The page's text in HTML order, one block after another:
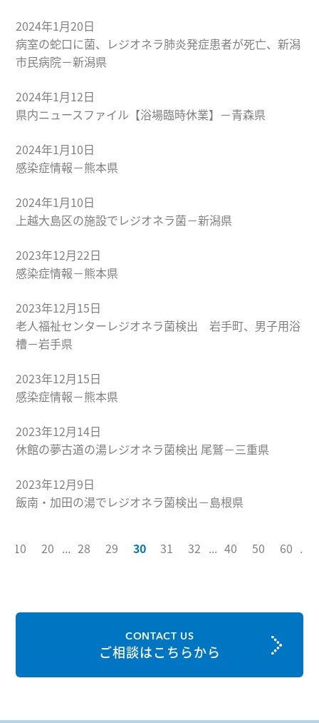
2024年1月20日
病室の蛇口に菌、レジオネラ肺炎発症患者が死亡、新潟
市民病院－新潟県
2024年1月12日
県内ニュースファイル【浴場臨時休業】－青森県
2024年1月10日
感染症情報－熊本県
2024年1月10日
上越大島区の施設でレジオネラ菌－新潟県
2023年12月22日
感染症情報－熊本県
2023年12月15日
老人福祉センターレジオネラ菌検出 岩手町、男子用浴
槽－岩手県
2023年12月15日
感染症情報－熊本県
2023年12月14日
休館の夢古道の湯レジオネラ菌検出 尾鷲－三重県
2023年12月9日
飯南・加田の湯でレジオネラ菌検出－島根県
10 20 ... 28 29 30 31 32 ... 40 50 60 ...
CONTACT US
ご相談はこちらから